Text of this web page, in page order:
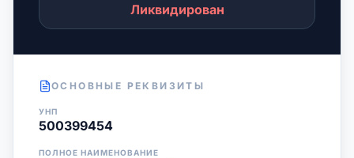
Ликвидирован
ОСНОВНЫЕ РЕКВИЗИТЫ
УНП
500399454
ПОЛНОЕ НАИМЕНОВАНИЕ